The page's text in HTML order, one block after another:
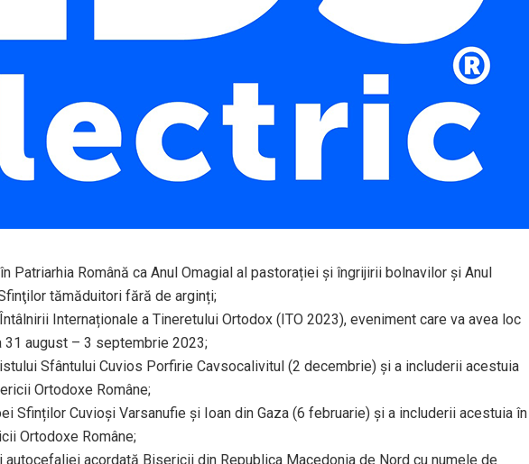
Patriarhia Română ca Anul Omagial al pastorației și îngrijirii bolnavilor și Anul
tămăduitori fără de arginți;
Internaționale a Tineretului Ortodox (ITO 2023), eveniment care va avea loc
31 august – 3 septembrie 2023;
Sfântului Cuvios Porfirie Cavsocalivitul (2 decembrie) și a includerii acestuia
Ortodoxe Române;
Sfinților Cuvioși Varsanufie și Ioan din Gaza (6 februarie) și a includerii acestuia în
Ortodoxe Române;
autocefaliei acordată Bisericii din Republica Macedonia de Nord cu numele de